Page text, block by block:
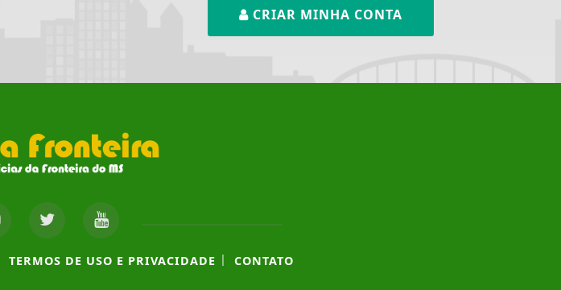
CRIAR MINHA CONTA
TERMOS DE USO E PRIVACIDADE | CONTATO